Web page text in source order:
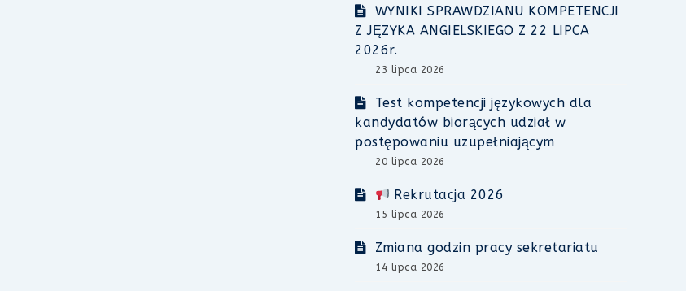
WYNIKI SPRAWDZIANU KOMPETENCJI
Z JĘZYKA ANGIELSKIEGO Z 22 LIPCA
2026r.
23 lipca 2026
Test kompetencji językowych dla
kandydatów biorących udział w
postępowaniu uzupełniającym
20 lipca 2026
Rekrutacja 2026
15 lipca 2026
Zmiana godzin pracy sekretariatu
14 lipca 2026